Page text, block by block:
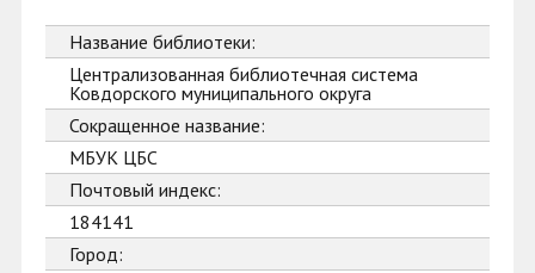
Название библиотеки:
Централизованная библиотечная система
Ковдорского муниципального округа
Сокращенное название:
МБУК ЦБС
Почтовый индекс:
184141
Город: